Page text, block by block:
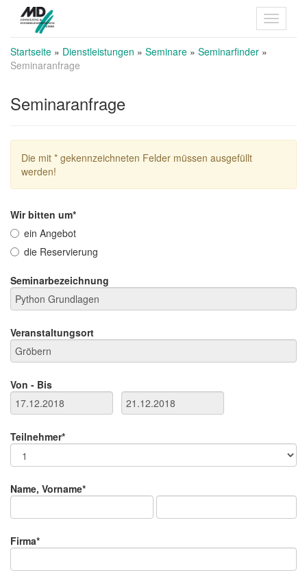
Startseite » Dienstleistungen » Seminare » Seminarfinder »
Seminaranfrage
Seminaranfrage
Die mit * gekennzeichneten Felder müssen ausgefüllt
werden!
Wir bitten um*
ein Angebot
die Reservierung
Seminarbezeichnung
Veranstaltungsort
Von - Bis
Teilnehmer*
Name, Vorname*
Firma*